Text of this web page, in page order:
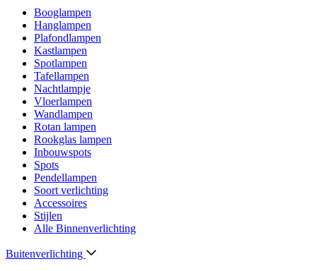
Booglampen
Hanglampen
Plafondlampen
Kastlampen
Spotlampen
Tafellampen
Nachtlampje
Vloerlampen
Wandlampen
Rotan lampen
Rookglas lampen
Inbouwspots
Spots
Pendellampen
Soort verlichting
Accessoires
Stijlen
Alle Binnenverlichting
Buitenverlichting